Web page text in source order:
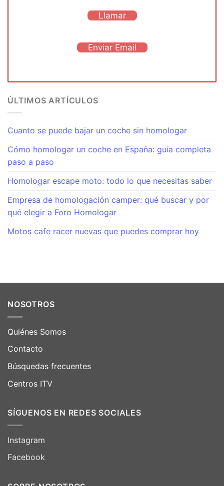
Llamar
Enviar Email
ÚLTIMOS ARTÍCULOS
Cuanto se puede bajar un coche sin homologar
Cómo homologar un coche en España: guía completa
paso a paso
Homologar escape moto: todo lo que necesitas saber
Empresa de homologación camper: qué buscar y por
qué elegir a Foro Homologar
Motos cafe racer nuevas que puedes comprar hoy
NOSOTROS
Quiénes Somos
Contacto
Búsquedas frecuentes
Centros ITV
SÍGUENOS EN REDES SOCIALES
Instagram
Facebook